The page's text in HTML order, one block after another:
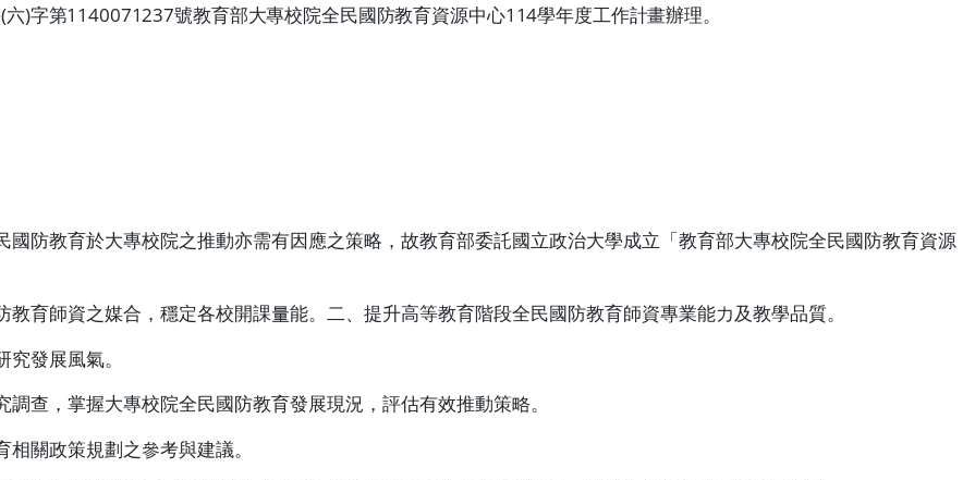
(六)字第1140071237號教育部大專校院全民國防教育資源中心114學年度工作計畫辦理。
國防教育於大專校院之推動亦需有因應之策略，故教育部委託國立政治大學成立「教育部大專校院全民國防教育資源
育師資之媒合，穩定各校開課量能。二、提升高等教育階段全民國防教育師資專業能力及教學品質。
發展風氣。
查，掌握大專校院全民國防教育發展現況，評估有效推動策略。
關政策規劃之參考與建議。